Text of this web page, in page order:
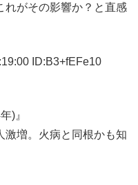
れがその影響か？と直感
ID:B3+fEFe10
)』
増。火病と同根かも知